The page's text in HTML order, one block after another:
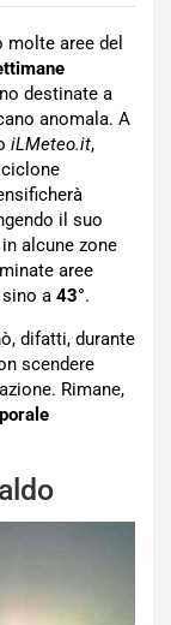
molte aree del
destinate a
anomala. A
iLMeteo.it,
il suo
alcune zone
aree
a 43°.
difatti, durante
scendere
Rimane,